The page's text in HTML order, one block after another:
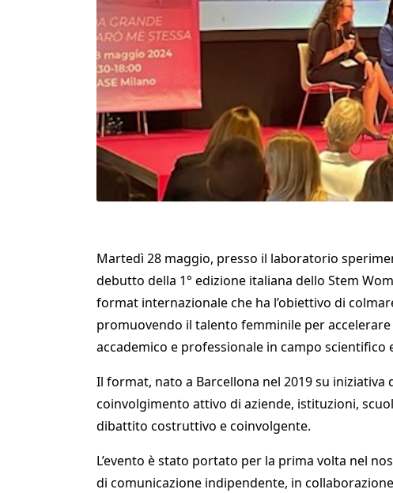
Martedì 28 maggio, presso il laboratorio
debutto della 1° edizione italiana dello Stem
format internazionale che ha l’obiettivo di
promuovendo il talento femminile per
accademico e professionale in campo scientifico
Il format, nato a Barcellona nel 2019 su iniziativa
coinvolgimento attivo di aziende, istituzioni,
dibattito costruttivo e coinvolgente.
L’evento è stato portato per la prima volta nel
di comunicazione indipendente, in